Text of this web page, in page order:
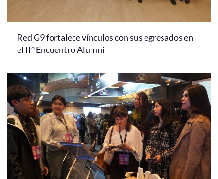
Red G9 fortalece vínculos con sus egresados en
el II° Encuentro Alumni